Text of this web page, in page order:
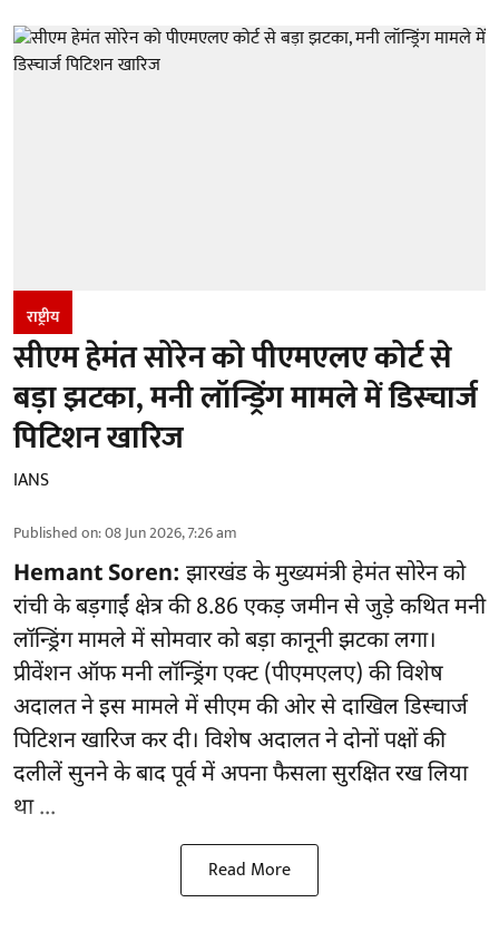
राष्ट्रीय
सीएम हेमंत सोरेन को पीएमएलए कोर्ट से
बड़ा झटका, मनी लॉन्ड्रिंग मामले में डिस्चार्ज
पिटिशन खारिज
IANS
Published on:08 Jun 2026, 7:26 am
Hemant Soren: झारखंड के मुख्यमंत्री हेमंत सोरेन को
रांची के बड़गाईं क्षेत्र की 8.86 एकड़ जमीन से जुड़े कथित मनी
लॉन्ड्रिंग मामले में सोमवार को बड़ा कानूनी झटका लगा।
प्रीवेंशन ऑफ मनी लॉन्ड्रिंग एक्ट (पीएमएलए) की विशेष
अदालत ने इस मामले में सीएम की ओर से दाखिल डिस्चार्ज
पिटिशन खारिज कर दी। विशेष अदालत ने दोनों पक्षों की
दलीलें सुनने के बाद पूर्व में अपना फैसला सुरक्षित रख लिया
था ...
Read More